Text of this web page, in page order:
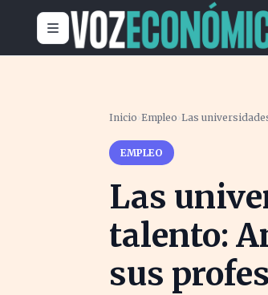
Inicio ›Empleo ›Las
EMPLEO
Las
talento:
sus